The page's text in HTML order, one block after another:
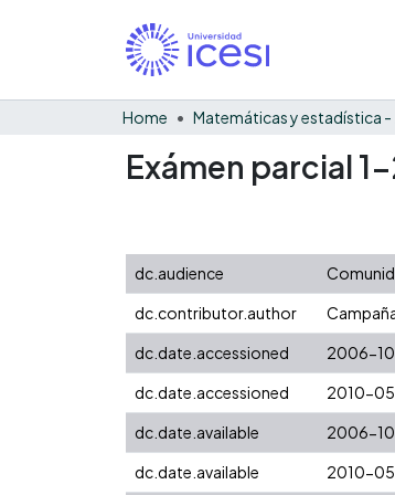
Home
Exámen parcial
dc.audience
dc.contributor.author
dc.date.accessioned
2006-
dc.date.accessioned
2010-
dc.date.available
2006-
dc.date.available
2010-